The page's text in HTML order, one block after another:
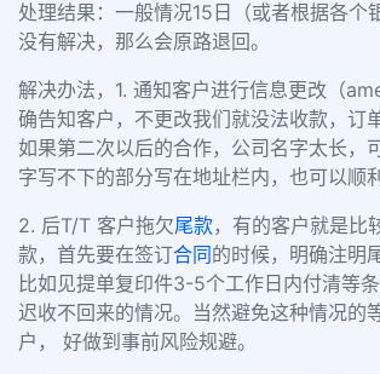
处理结果：一般情况15日（或者根据各个
没有解决，那么会原路退回。
解决办法，1. 通知客户进行信息更改（
确告知客户，不更改我们就没法收款，订
如果第二次以后的合作，公司名字太长，
字写不下的部分写在地址栏内，也可以顺
2. 后T/T 客户拖欠尾款，有的客户就是比
款，首先要在签订合同的时候，明确注明
比如见提单复印件3-5个工作日内付清等
迟收不回来的情况。当然避免这种情况的
户， 好做到事前风险规避。